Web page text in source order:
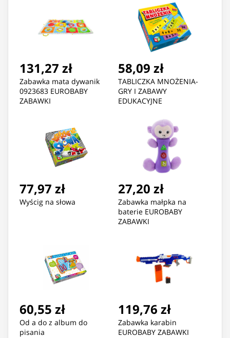
131,27 zł
Zabawka mata dywanik
0923683 EUROBABY
ZABAWKI
58,09 zł
TABLICZKA MNOŻENIA-
GRY I ZABAWY
EDUKACYJNE
77,97 zł
Wyścig na słowa
27,20 zł
Zabawka małpka na
baterie EUROBABY
ZABAWKI
60,55 zł
Od a do z album do
pisania
119,76 zł
Zabawka karabin
EUROBABY ZABAWKI